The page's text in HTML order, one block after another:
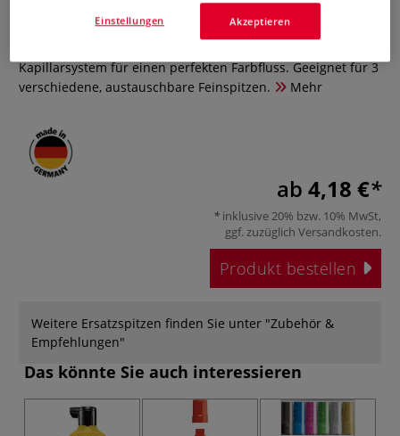
Die MOLOTOW™ ONE4ALL™ Pumpmarker 127HS mit
optimalen Sketching-Eigenschaften überzeugen durch ihre
Kapillarsystem für einen perfekten Farbfluss. Geeignet für 3
verschiedene, austauschbare Feinspitzen.
Mehr
ab 4,18 €
inklusive 20% bzw. 10% MwSt,
ggf. zuzüglich Versandkosten.
Produkt bestellen
Weitere Ersatzspitzen finden Sie unter "Zubehör &
Empfehlungen"
Das könnte Sie auch interessieren
Akzeptieren
Einstellungen